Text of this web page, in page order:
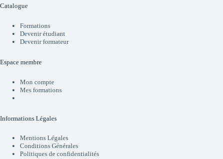
Catalogue
Formations
Devenir étudiant
Devenir formateur
Espace membre
Mon compte
Mes formations
Informations Légales
Mentions Légales
Conditions Générales
Politiques de confidentialités